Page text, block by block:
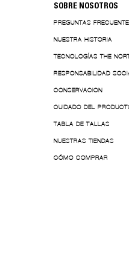
SOBRE NOSOTROS
PREGUNTAS
NUESTRA HISTORIA
TECNOLOGÍAS THE
RESPONSABILIDAD
CONSERVACION
CUIDADO DEL
TABLA DE TALLAS
NUESTRAS TIENDAS
CÓMO COMPRAR